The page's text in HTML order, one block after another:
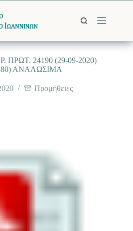
24190 (29-09-2020)
ΑΝΑΛΩΣΙΜΑ
Προμήθειες